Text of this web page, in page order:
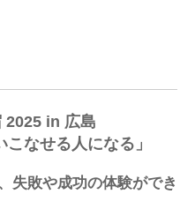
2025 in 広島
こなせる人になる」
失敗や成功の体験ができ